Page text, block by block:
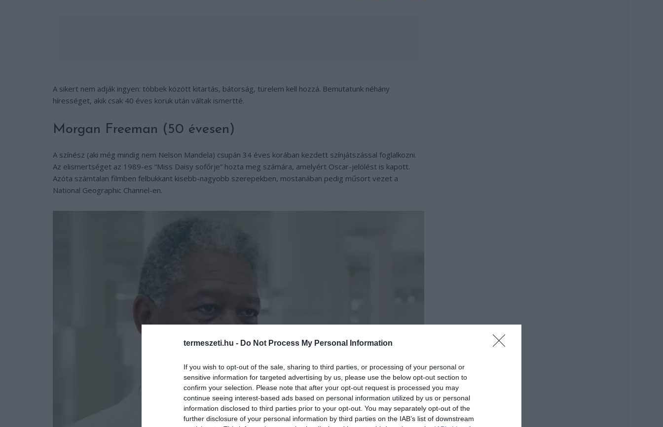
termeszeti.hu - Do Not Process My Personal Information
If you wish to opt-out of the sale, sharing to third parties, or processing of your personal or
sensitive information for targeted advertising by us, please use the below opt-out section to
confirm your selection. Please note that after your opt-out request is processed you may
continue seeing interest-based ads based on personal information utilized by us or personal
information disclosed to third parties prior to your opt-out. You may separately opt-out of the
further disclosure of your personal information by third parties on the IAB’s list of downstream
A sikert nem adják ingyen: többek között kitartás, bátorság, türelem kell hozzá. Bemutatunk néhány
hírességet, akik csak 40 éves koruk után váltak ismertté.
Morgan Freeman (50 évesen)
A színész (aki még mindig nem Nelson Mandela) csupán 34 éves korában kezdett színjátszással foglalkozni.
Az elismertséget az 1989-es “Miss Daisy sofőrje” hozta meg számára, amelyért Oscar-jelölést is kapott.
Azóta számtalan filmben felbukkant kisebb-nagyobb szerepekben, mostanában pedig műsort vezet a
National Geographic Channel-en.